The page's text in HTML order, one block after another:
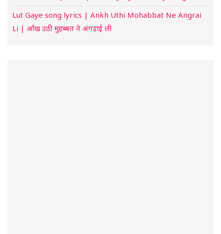
Lut Gaye song lyrics | Ankh Uthi Mohabbat Ne Angrai
Li | आँख उठी मुहब्बत ने अंगड़ाई ली